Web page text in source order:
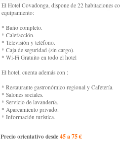
El Hotel Covadonga, dispone de 22 habitaciones
equipamiento:
* Baño completo.
* Calefacción.
* Televisión y teléfono.
* Caja de seguridad (sin cargo).
* Wi-Fi Gratuito en todo el hotel
El hotel, cuenta además con :
* Restaurante gastronómico regional y Cafetería.
* Salones sociales.
* Servicio de lavandería.
* Aparcamiento privado.
* Información turística.
Precio orientativo desde 45 a 75 €